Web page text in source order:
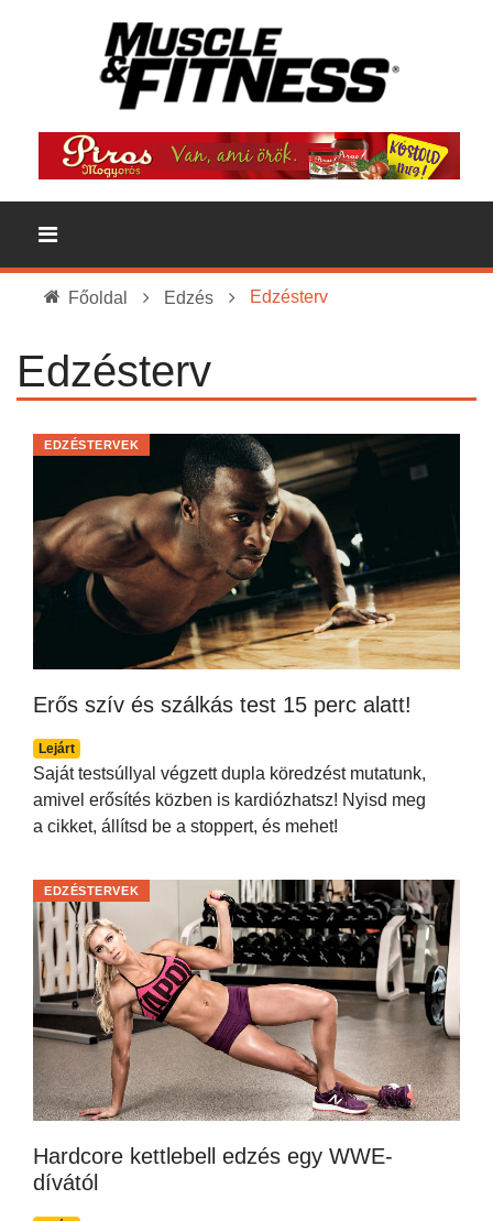
Főoldal Edzés Edzésterv
Edzésterv
Erős szív és szálkás test 15 perc alatt!
Lejárt
EDZÉSTERVEK
Saját testsúllyal végzett dupla köredzést mutatunk,
amivel erősítés közben is kardiózhatsz! Nyisd meg
a cikket, állítsd be a stoppert, és mehet!
Hardcore kettlebell edzés egy WWE-
dívától
EDZÉSTERVEK